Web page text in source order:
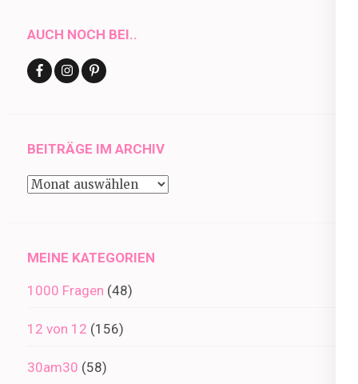
AUCH NOCH BEI..
BEITRÄGE IM ARCHIV
Beiträge
MEINE KATEGORIEN
1000 Fragen (48)
12 von 12 (156)
30am30 (58)